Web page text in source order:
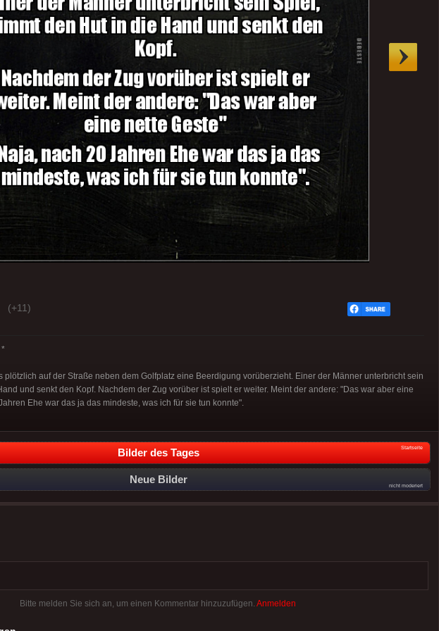
(+11)
plötzlich auf der Straße neben dem Golfplatz eine Beerdigung vorüberzieht. Einer der Männer unterbricht sein
und senkt den Kopf. Nachdem der Zug vorüber ist spielt er weiter. Meint der andere: "Das war aber eine
Ehe war das ja das mindeste, was ich für sie tun konnte".
Bilder des Tages Startseite
Neue Bilder
nicht moderiert
Bitte melden Sie sich an, um einen Kommentar hinzuzufügen. Anmelden